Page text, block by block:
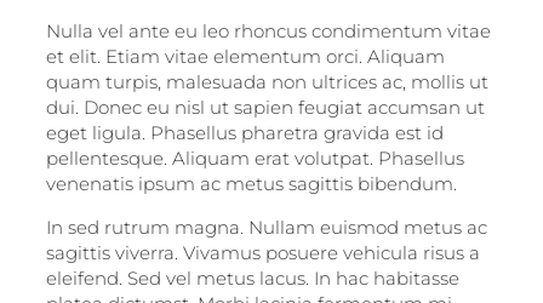
Nulla vel ante eu leo rhoncus condimentum vitae
et elit. Etiam vitae elementum orci. Aliquam
quam turpis, malesuada non ultrices ac, mollis ut
dui. Donec eu nisl ut sapien feugiat accumsan ut
eget ligula. Phasellus pharetra gravida est id
pellentesque. Aliquam erat volutpat. Phasellus
venenatis ipsum ac metus sagittis bibendum.
In sed rutrum magna. Nullam euismod metus ac
sagittis viverra. Vivamus posuere vehicula risus a
eleifend. Sed vel metus lacus. In hac habitasse